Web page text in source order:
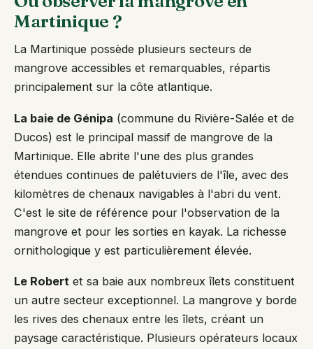
Martinique ?
La Martinique possède plusieurs secteurs de
mangrove accessibles et remarquables, répartis
principalement sur la côte atlantique.
La baie de Génipa (commune du Rivière-Salée et de
Ducos) est le principal massif de mangrove de la
Martinique. Elle abrite l'une des plus grandes
étendues continues de palétuviers de l'île, avec des
kilomètres de chenaux navigables à l'abri du vent.
C'est le site de référence pour l'observation de la
mangrove et pour les sorties en kayak. La richesse
ornithologique y est particulièrement élevée.
Le Robert et sa baie aux nombreux îlets constituent
un autre secteur exceptionnel. La mangrove y borde
les rives des chenaux entre les îlets, créant un
paysage caractéristique. Plusieurs opérateurs locaux